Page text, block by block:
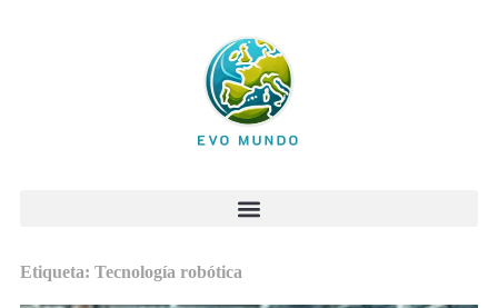
Etiqueta: Tecnología robótica